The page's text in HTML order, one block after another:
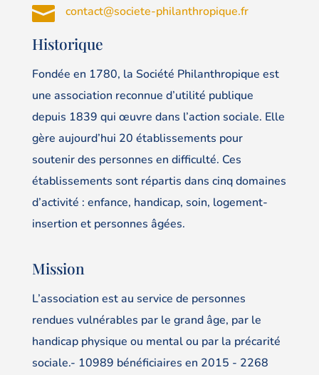
 contact@societe-philanthropique.fr
Historique
Fondée en 1780, la Société Philanthropique est
une association reconnue d’utilité publique
depuis 1839 qui œuvre dans l’action sociale. Elle
gère aujourd’hui 20 établissements pour
soutenir des personnes en difficulté. Ces
établissements sont répartis dans cinq domaines
d’activité : enfance, handicap, soin, logement-
insertion et personnes âgées.
Mission
L’association est au service de personnes
rendues vulnérables par le grand âge, par le
handicap physique ou mental ou par la précarité
sociale.- 10989 bénéficiaires en 2015 - 2268